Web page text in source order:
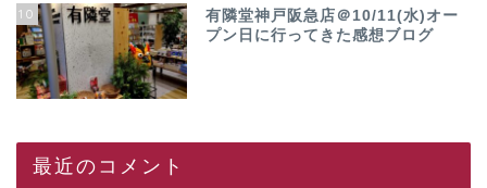
10
有隣堂神戸阪急店＠10/11(水)オー
プン日に行ってきた感想ブログ
最近のコメント